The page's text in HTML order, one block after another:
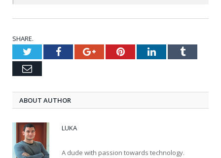
SHARE.
TwitterFacebookGoogle+PinterestLinkedInTumblr
Email
ABOUT AUTHOR
LUKA
A dude with passion towards technology.